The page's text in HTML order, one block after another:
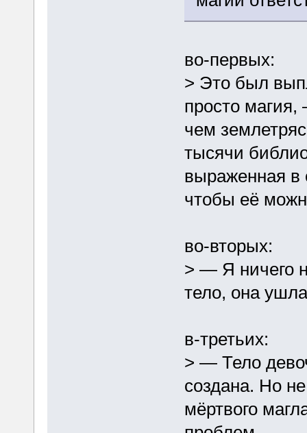
во-первых:
> Это был
просто магия,
чем
тысячи
выраженная в
чтобы её
во-вторых:
> — Я ничего
тело, она
в-третьих:
> ― Тело
создана. Но
мёртвого